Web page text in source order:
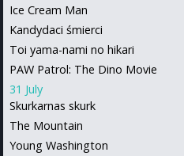
Ice Cream Man
Kandydaci śmierci
Toi yama-nami no hikari
PAW Patrol: The Dino Movie
31 July
Skurkarnas skurk
The Mountain
Young Washington